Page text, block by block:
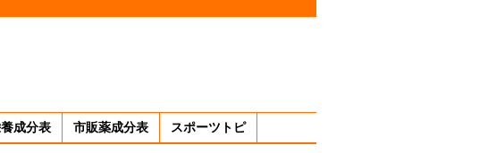
成分表 市販薬成分表 スポーツトピ